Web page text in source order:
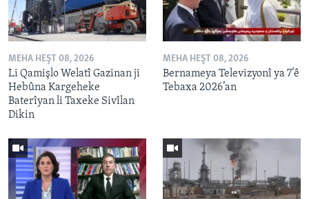
MEHA HEŞT 08, 2026
Li Qamişlo Welatî Gazinan ji
Hebûna Kargeheke
Baterîyan li Taxeke Sivîlan
Dikin
MEHA HEŞT 08, 2026
Bernameya Televizyonî ya 7’ê
Tebaxa 2026’an